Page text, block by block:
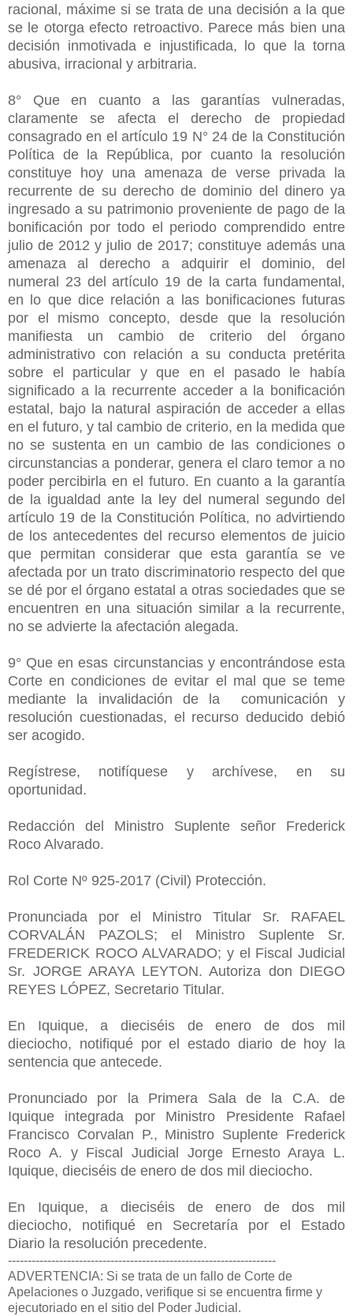
racional, máxime si se trata de una decisión a la que
se le otorga efecto retroactivo. Parece más bien una
decisión inmotivada e injustificada, lo que la torna
abusiva, irracional y arbitraria.
8° Que en cuanto a las garantías vulneradas,
claramente se afecta el derecho de propiedad
consagrado en el artículo 19 N° 24 de la Constitución
Política de la República, por cuanto la resolución
constituye hoy una amenaza de verse privada la
recurrente de su derecho de dominio del dinero ya
ingresado a su patrimonio proveniente de pago de la
bonificación por todo el periodo comprendido entre
julio de 2012 y julio de 2017; constituye además una
amenaza al derecho a adquirir el dominio, del
numeral 23 del artículo 19 de la carta fundamental,
en lo que dice relación a las bonificaciones futuras
por el mismo concepto, desde que la resolución
manifiesta un cambio de criterio del órgano
administrativo con relación a su conducta pretérita
sobre el particular y que en el pasado le había
significado a la recurrente acceder a la bonificación
estatal, bajo la natural aspiración de acceder a ellas
en el futuro, y tal cambio de criterio, en la medida que
no se sustenta en un cambio de las condiciones o
circunstancias a ponderar, genera el claro temor a no
poder percibirla en el futuro. En cuanto a la garantía
de la igualdad ante la ley del numeral segundo del
artículo 19 de la Constitución Política, no advirtiendo
de los antecedentes del recurso elementos de juicio
que permitan considerar que esta garantía se ve
afectada por un trato discriminatorio respecto del que
se dé por el órgano estatal a otras sociedades que se
encuentren en una situación similar a la recurrente,
no se advierte la afectación alegada.
9° Que en esas circunstancias y encontrándose esta
Corte en condiciones de evitar el mal que se teme
mediante la invalidación de la comunicación y
resolución cuestionadas, el recurso deducido debió
ser acogido.
Regístrese, notifíquese y archívese, en su
oportunidad.
Redacción del Ministro Suplente señor Frederick
Roco Alvarado.
Rol Corte Nº 925-2017 (Civil) Protección.
Pronunciada por el Ministro Titular Sr. RAFAEL
CORVALÁN PAZOLS; el Ministro Suplente Sr.
FREDERICK ROCO ALVARADO; y el Fiscal Judicial
Sr. JORGE ARAYA LEYTON. Autoriza don DIEGO
REYES LÓPEZ, Secretario Titular.
En Iquique, a dieciséis de enero de dos mil
dieciocho, notifiqué por el estado diario de hoy la
sentencia que antecede.
Pronunciado por la Primera Sala de la C.A. de
Iquique integrada por Ministro Presidente Rafael
Francisco Corvalan P., Ministro Suplente Frederick
Roco A. y Fiscal Judicial Jorge Ernesto Araya L.
Iquique, dieciséis de enero de dos mil dieciocho.
En Iquique, a dieciséis de enero de dos mil
dieciocho, notifiqué en Secretaría por el Estado
Diario la resolución precedente.
--------------------------------------------------------------------
ADVERTENCIA: Si se trata de un fallo de Corte de
Apelaciones o Juzgado, verifique si se encuentra firme y
ejecutoriado en el sitio del Poder Judicial.